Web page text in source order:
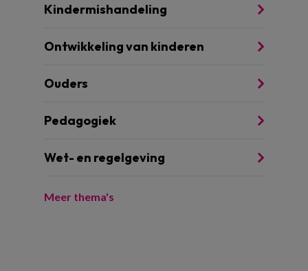
Kindermishandeling
Ontwikkeling van kinderen
Ouders
Pedagogiek
Wet- en regelgeving
Meer thema's